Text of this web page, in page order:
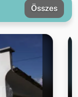
Összes